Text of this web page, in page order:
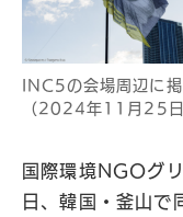
INC5の会場周辺に
（2024年11月25日
国際環境NGOグ
日、韓国・釜山で